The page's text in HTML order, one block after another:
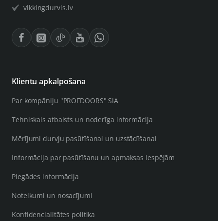
vikkingdurvis.lv
Klientu apkalpošana
Par kompāniju "PROFDOORS" SIA
Tehniskais atbalsts un noderīga informācija
Mērījumi durvju pasūtīšanai un uzstādīšanai
Informācija par pasūtīšanu un apmaksas iespējām
Piegādes informācija
Noteikumi un nosacījumi
Konfidencialitātes politika